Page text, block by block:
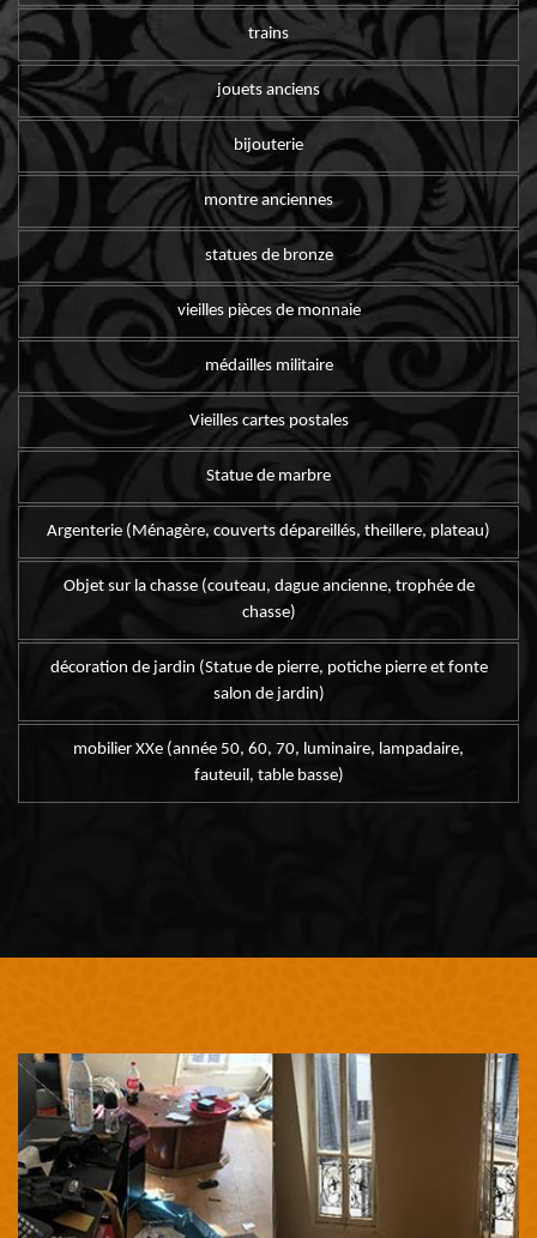
trains
jouets anciens
bijouterie
montre anciennes
statues de bronze
vieilles pièces de monnaie
médailles militaire
Vieilles cartes postales
Statue de marbre
Argenterie (Ménagère, couverts dépareillés, theillere, plateau)
Objet sur la chasse (couteau, dague ancienne, trophée de
chasse)
décoration de jardin (Statue de pierre, potiche pierre et fonte
salon de jardin)
mobilier XXe (année 50, 60, 70, luminaire, lampadaire,
fauteuil, table basse)